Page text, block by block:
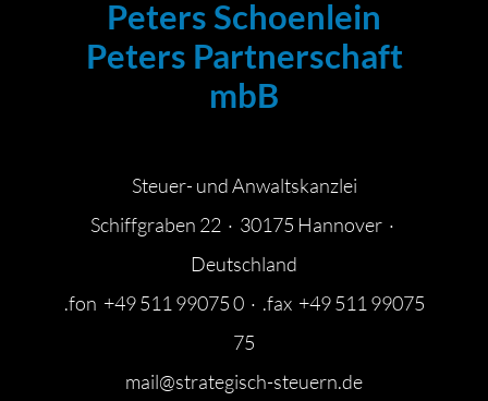
Peters Schoenlein
Peters Partnerschaft
mbB
Steuer- und Anwaltskanzlei
Schiffgraben 22 · 30175 Hannover ·
Deutschland
.fon +49 511 99075 0 · .fax +49 511 99075
75
mail@strategisch-steuern.de